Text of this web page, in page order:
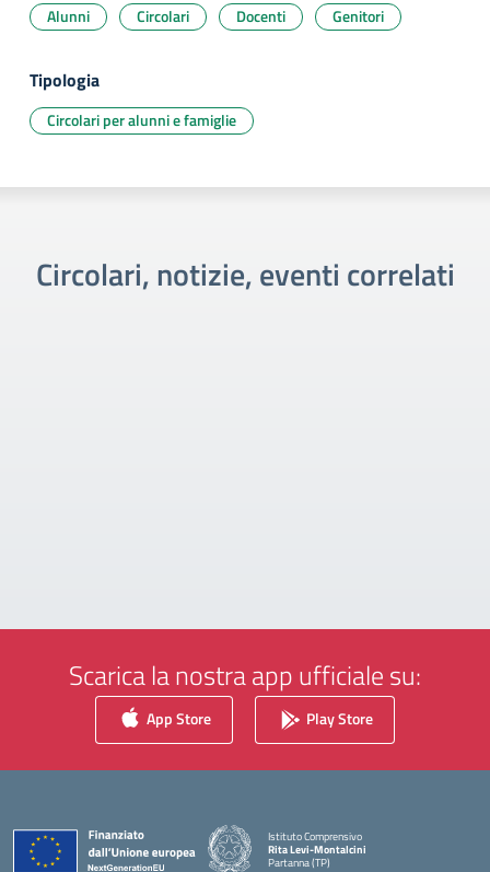
Alunni Circolari Docenti Genitori
Tipologia
Circolari per alunni e famiglie
Circolari, notizie, eventi correlati
Scarica la nostra app ufficiale su:
App Store Play Store
Istituto Comprensivo
Rita Levi-Montalcini
Partanna (TP)